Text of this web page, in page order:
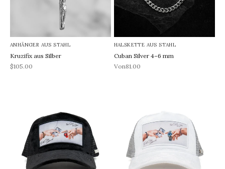
ANHÄNGER AUS STAHL
Kruzifix aus Silber
REA-pris
$105.00
HALSKETTE AUS STAHL
Cuban Silver 4–6 mm
REA-pris
Von81.00